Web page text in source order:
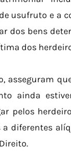
usufruto e a
dos bens
dos
asseguram
ainda
pelos
diferentes